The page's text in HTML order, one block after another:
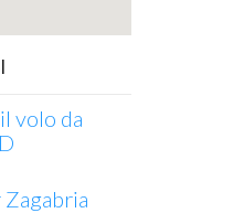
volo da